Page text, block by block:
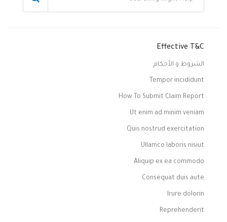
Effective T&C
الشروط و الأحكام
Tempor incididunt
How To Submit Claim Report
Ut enim ad minim veniam
Quis nostrud exercitation
Ullamco laboris nisiut
Aliquip ex ea commodo
Consequat duis aute
Irure dolorin
Reprehenderit